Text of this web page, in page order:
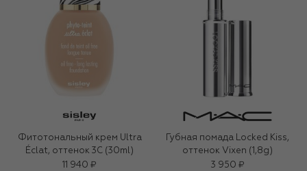
Фитотональный крем Ultra
Éclat, оттенок 3C (30ml)
11 940 ₽
Губная помада Locked Kiss,
оттенок Vixen (1,8g)
3 950 ₽